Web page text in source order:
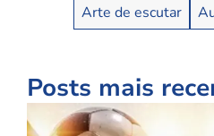
Arte de escutar
Posts mais